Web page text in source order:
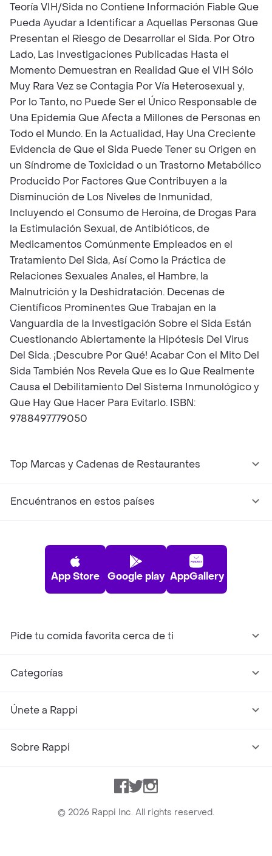
Teoría VIH/Sida no Contiene Información Fiable Que
Pueda Ayudar a Identificar a Aquellas Personas Que
Presentan el Riesgo de Desarrollar el Sida. Por Otro
Lado, Las Investigaciones Publicadas Hasta el
Momento Demuestran en Realidad Que el VIH Sólo
Muy Rara Vez se Contagia Por Vía Heterosexual y,
Por lo Tanto, no Puede Ser el Único Responsable de
Una Epidemia Que Afecta a Millones de Personas en
Todo el Mundo. En la Actualidad, Hay Una Creciente
Evidencia de Que el Sida Puede Tener su Origen en
un Síndrome de Toxicidad o un Trastorno Metabólico
Producido Por Factores Que Contribuyen a la
Disminución de Los Niveles de Inmunidad,
Incluyendo el Consumo de Heroína, de Drogas Para
la Estimulación Sexual, de Antibióticos, de
Medicamentos Comúnmente Empleados en el
Tratamiento Del Sida, Así Como la Práctica de
Relaciones Sexuales Anales, el Hambre, la
Malnutrición y la Deshidratación. Decenas de
Científicos Prominentes Que Trabajan en la
Vanguardia de la Investigación Sobre el Sida Están
Cuestionando Abiertamente la Hipótesis Del Virus
Del Sida. ¡Descubre Por Qué! Acabar Con el Mito Del
Sida También Nos Revela Que es lo Que Realmente
Causa el Debilitamiento Del Sistema Inmunológico y
Que Hay Que Hacer Para Evitarlo. ISBN:
9788497779050
Top Marcas y Cadenas de Restaurantes
Encuéntranos en estos países
App Store Google play AppGallery
Pide tu comida favorita cerca de ti
Categorías
Únete a Rappi
Sobre Rappi
Facebook
TwitterInstagram
© 2026 Rappi Inc. All rights reserved.